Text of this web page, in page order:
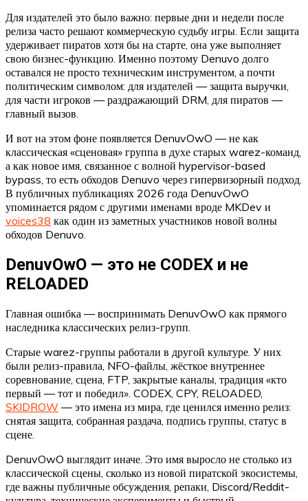
Для издателей это было важно: первые дни и недели после
релиза часто решают коммерческую судьбу игры. Если защита
удерживает пиратов хотя бы на старте, она уже выполняет
свою бизнес-функцию. Именно поэтому Denuvo долго
оставался не просто техническим инструментом, а почти
политическим символом: для издателей — защита выручки,
для части игроков — раздражающий DRM, для пиратов —
главный вызов.
И вот на этом фоне появляется DenuvOwO — не как
классическая «сценовая» группа в духе старых warez-команд,
а как новое имя, связанное с волной hypervisor-based
bypass, то есть обходов Denuvo через гипервизорный подход.
В публичных публикациях 2026 года DenuvOwO
упоминается рядом с другими именами вроде MKDev и
voices38 как один из заметных участников новой волны
обходов Denuvo.
DenuvOwO — это не CODEX и не
RELOADED
Главная ошибка — воспринимать DenuvOwO как прямого
наследника классических релиз-групп.
Старые warez-группы работали в другой культуре. У них
были релиз-правила, NFO-файлы, жёсткое внутреннее
соревнование, сцена, FTP, закрытые каналы, традиция «кто
первый — тот и победил». CODEX, CPY, RELOADED,
SKIDROW — это имена из мира, где ценился именно релиз:
снятая защита, собранная раздача, подпись группы, статус в
сцене.
DenuvOwO выглядит иначе. Это имя выросло не столько из
классической сцены, сколько из новой пиратской экосистемы,
где важны публичные обсуждения, репаки, Discord/Reddit-